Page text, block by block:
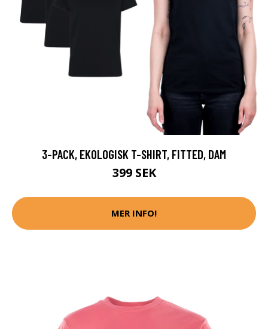
3-PACK, EKOLOGISK T-SHIRT, FITTED, DAM
399 SEK
MER INFO!